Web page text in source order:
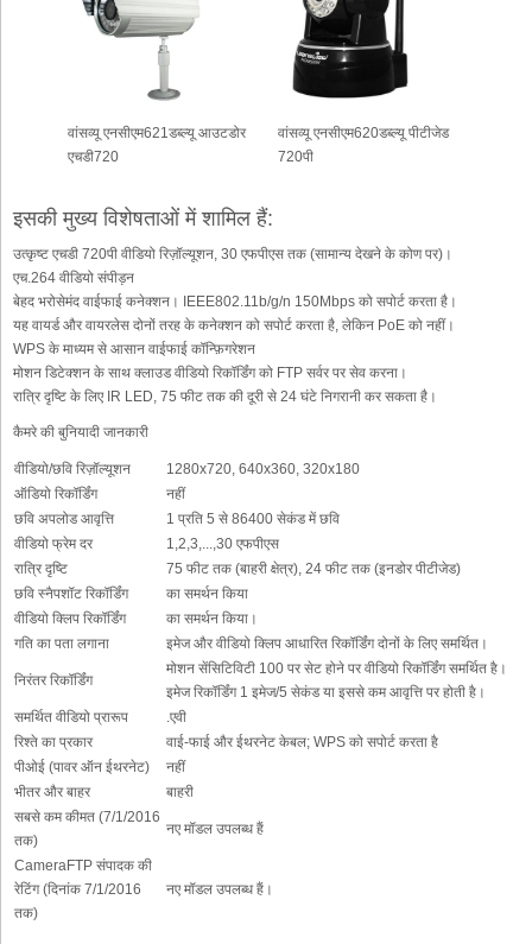
वांसव्यू एनसीएम621डब्ल्यू आउटडोर
एचडी720
वांसव्यू एनसीएम620डब्ल्यू पीटीजेड
720पी
इसकी मुख्य विशेषताओं में शामिल हैं:
उत्कृष्ट एचडी 720पी वीडियो रिज़ॉल्यूशन, 30 एफपीएस तक (सामान्य देखने के कोण पर)।
एच.264 वीडियो संपीड़न
बेहद भरोसेमंद वाईफाई कनेक्शन। IEEE802.11b/g/n 150Mbps को सपोर्ट करता है।
यह वायर्ड और वायरलेस दोनों तरह के कनेक्शन को सपोर्ट करता है, लेकिन PoE को नहीं।
WPS के माध्यम से आसान वाईफाई कॉन्फ़िगरेशन
मोशन डिटेक्शन के साथ क्लाउड वीडियो रिकॉर्डिंग को FTP सर्वर पर सेव करना।
रात्रि दृष्टि के लिए IR LED, 75 फीट तक की दूरी से 24 घंटे निगरानी कर सकता है।
कैमरे की बुनियादी जानकारी
वीडियो/छवि रिज़ॉल्यूशन
1280x720, 640x360, 320x180
ऑडियो रिकॉर्डिंग
नहीं
छवि अपलोड आवृत्ति
1 प्रति 5 से 86400 सेकंड में छवि
वीडियो फ्रेम दर
1,2,3,...,30 एफपीएस
रात्रि दृष्टि
75 फीट तक (बाहरी क्षेत्र), 24 फीट तक (इनडोर पीटीजेड)
छवि स्नैपशॉट रिकॉर्डिंग
का समर्थन किया
वीडियो क्लिप रिकॉर्डिंग
का समर्थन किया।
गति का पता लगाना
इमेज और वीडियो क्लिप आधारित रिकॉर्डिंग दोनों के लिए समर्थित।
निरंतर रिकॉर्डिंग
मोशन सेंसिटिविटी 100 पर सेट होने पर वीडियो रिकॉर्डिंग समर्थित है।
इमेज रिकॉर्डिंग 1 इमेज/5 सेकंड या इससे कम आवृत्ति पर होती है।
समर्थित वीडियो प्रारूप
.एवी
रिश्ते का प्रकार
वाई-फाई और ईथरनेट केबल; WPS को सपोर्ट करता है
पीओई (पावर ऑन ईथरनेट)
नहीं
भीतर और बाहर
बाहरी
सबसे कम कीमत (7/1/2016
तक)
नए मॉडल उपलब्ध हैं
CameraFTP संपादक की
रेटिंग (दिनांक 7/1/2016
तक)
नए मॉडल उपलब्ध हैं।